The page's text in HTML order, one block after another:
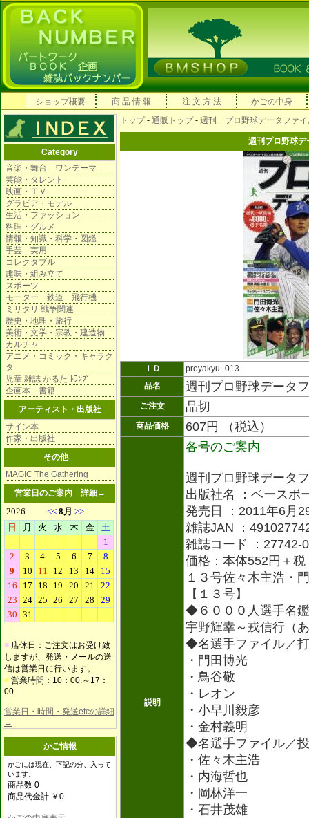
ショップ概要 商 品 情 報 注 文 方 法 かごの中身
Category
音楽・舞台 ワンテーマ
芸能・タレント
映画・ＴＶ
グラビア・モデル
生活・ファッション
料理・グルメ
情報・知識・科学・図鑑
手芸 実用
コレクタブル
趣味・組み立て
スポーツ
モーター 鉄道 飛行機
ミリタリ 戦争関連
歴史・地理・旅行
美術・文学・宗教・建造物
カルチャ
アニメ・コミック・キャラク
タ
児童 雑誌 かるた ﾄﾗﾝﾌﾟ
企画本 書籍
アーティスト・出版社
サイン本
作家・出版社
その他
MAGIC The Gathering
営業日のご案内 詳細→
■ 店休日：ご注文はお受け致
しますが、発送・メールの送
信は営業日に行います。
■ 営業時間：10：00.～17：
00
営業日・時間・発送etcの詳細
→
かご情報
かごには現在、下記の分、入って
います。
商品数 0
商品代金計 ￥0
トップ- 通販トップ- 週刊 プロ野球データファイ
週刊プロ野球
ＩＤ
proyakyu_013
品名
週刊プロ野球デー
ご注文 品切
商品価格 607円 （税込）
説明
各号のご案内
週刊プロ野球データ
出版社名 ：ベースボ
発売日 ：2011年6月
雑誌JAN ：
雑誌コード ：27742-
価格：本体552円＋税
１３号佐々木主浩・
【１３号】
◆６０００人選手名鑑
宇野輝幸～戎信行（
◆名選手ファイル／
・門田博光
・鳥谷敬
・レオン
・小早川毅彦
・金村義明
◆名選手ファイル／
・佐々木主浩
・内海哲也
・岡林洋一
・石井茂雄